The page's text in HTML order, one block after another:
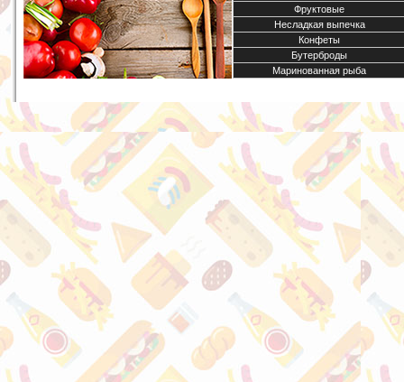
Фруктовые
Несладкая выпечка
Конфеты
Бутерброды
Маринованная рыба